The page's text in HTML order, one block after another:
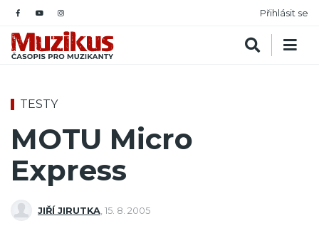
Přihlásit se
TESTY
MOTU Micro
Express
JIŘÍ JIRUTKA 15. 8. 2005